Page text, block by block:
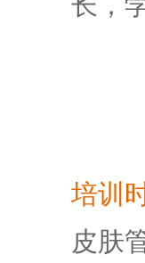
培训
皮肤